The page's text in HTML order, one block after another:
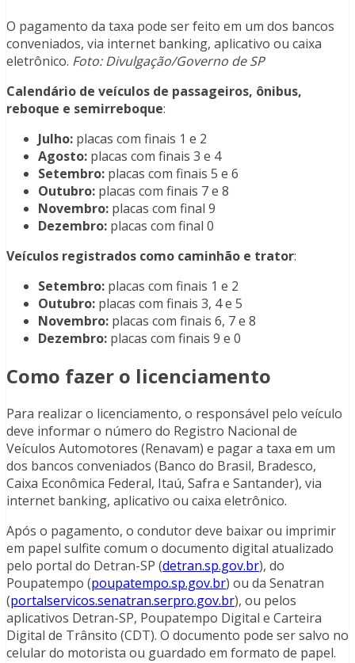
O pagamento da taxa pode ser feito em um dos bancos
conveniados, via internet banking, aplicativo ou caixa
eletrônico. Foto: Divulgação/Governo de SP
Calendário de veículos de passageiros, ônibus,
reboque e semirreboque:
Julho: placas com finais 1 e 2
Agosto: placas com finais 3 e 4
Setembro: placas com finais 5 e 6
Outubro: placas com finais 7 e 8
Novembro: placas com final 9
Dezembro: placas com final 0
Veículos registrados como caminhão e trator:
Setembro: placas com finais 1 e 2
Outubro: placas com finais 3, 4 e 5
Novembro: placas com finais 6, 7 e 8
Dezembro: placas com finais 9 e 0
Como fazer o licenciamento
Para realizar o licenciamento, o responsável pelo veículo
deve informar o número do Registro Nacional de
Veículos Automotores (Renavam) e pagar a taxa em um
dos bancos conveniados (Banco do Brasil, Bradesco,
Caixa Econômica Federal, Itaú, Safra e Santander), via
internet banking, aplicativo ou caixa eletrônico.
Após o pagamento, o condutor deve baixar ou imprimir
em papel sulfite comum o documento digital atualizado
pelo portal do Detran-SP (detran.sp.gov.br), do
Poupatempo (poupatempo.sp.gov.br) ou da Senatran
(portalservicos.senatran.serpro.gov.br), ou pelos
aplicativos Detran-SP, Poupatempo Digital e Carteira
Digital de Trânsito (CDT). O documento pode ser salvo no
celular do motorista ou guardado em formato de papel.